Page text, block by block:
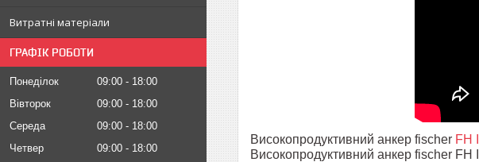
Витратні матеріали
ГРАФІК РОБОТИ
Понеділок 09:00
18:00
Вівторок
09:00
18:00
Середа
09:00
18:00
Четвер
09:00
18:00
Високопродуктивний анкер fischer FH II
Високопродуктивний анкер fischer FH